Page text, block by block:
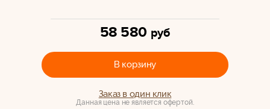
58 580 руб
В корзину
Заказ в один клик
Данная цена не является офертой.